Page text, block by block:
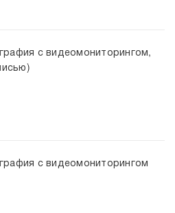
с видеомониторингом,
с видеомониторингом